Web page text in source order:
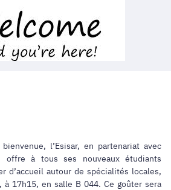
l’Esisar, en partenariat avec
offre à tous ses nouveaux étudiants
d’accueil autour de spécialités locales,
17h15, en salle B 044. Ce goûter sera